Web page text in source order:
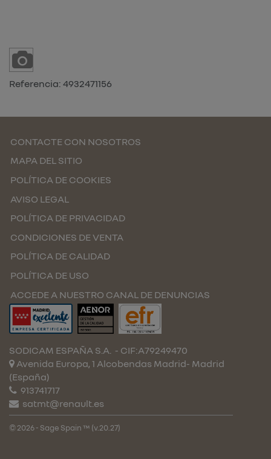
Referencia: 4932471156
CONTACTE CON NOSOTROS
MAPA DEL SITIO
POLÍTICA DE COOKIES
AVISO LEGAL
POLÍTICA DE PRIVACIDAD
CONDICIONES DE VENTA
POLÍTICA DE CALIDAD
POLÍTICA DE USO
ACCEDE A NUESTRO CANAL DE DENUNCIAS
SODICAM ESPAÑA S.A. - CIF:A79249470
Avenida Europa, 1 Alcobendas Madrid- Madrid
(España)
913741717
satmt@renault.es
© 2026 - Sage Spain ™ (v.20.27)